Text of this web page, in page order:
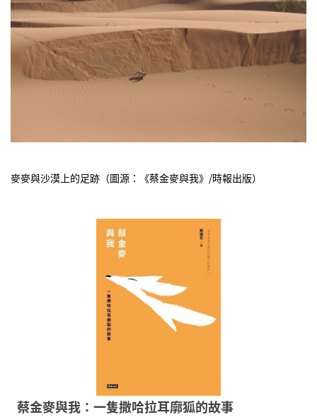
麥麥與沙漠上的足跡（圖源：《蔡金麥與我》/時報出版）
蔡金麥與我：一隻撒哈拉耳廓狐的故事